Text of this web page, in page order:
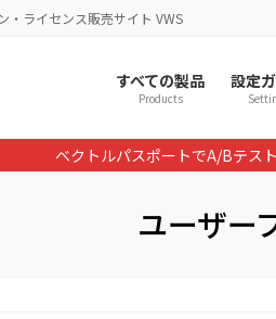
・ライセンス販売サイト VWS
すべての製品
Products
設定
ベクトルパスポートでA/Bテス
ユーザー